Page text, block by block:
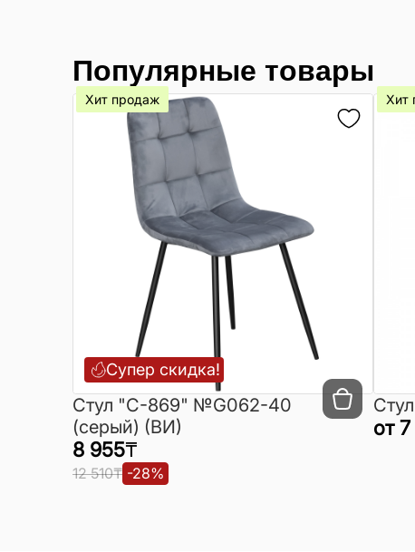
Популярные товары
Супер скидка!
Хит продаж
Cтул "C-869" №G062-40
(серый) (ВИ)
8 955₸
12 510₸ -28%
Хит
от